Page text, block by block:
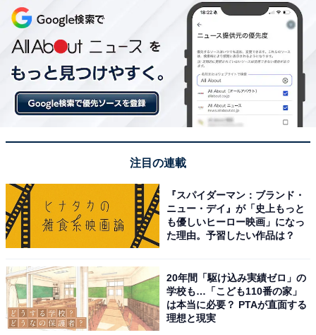
注目の連載
『スパイダーマン：ブランド・
ニュー・デイ』が「史上もっと
も優しいヒーロー映画」になっ
た理由。予習したい作品は？
20年間「駆け込み実績ゼロ」の
学校も…「こども110番の家」
は本当に必要？ PTAが直面する
理想と現実